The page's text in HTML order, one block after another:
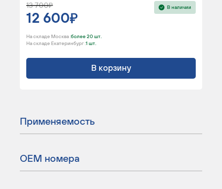
13 700
12 600
В наличии
На складе Москва :более 20 шт.
На складе Екатеринбург :1 шт.
В корзину
Применяемость
ОЕМ номера